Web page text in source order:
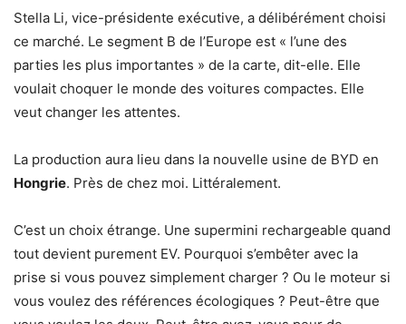
Stella Li, vice-présidente exécutive, a délibérément choisi
ce marché. Le segment B de l’Europe est « l’une des
parties les plus importantes » de la carte, dit-elle. Elle
voulait choquer le monde des voitures compactes. Elle
veut changer les attentes.
La production aura lieu dans la nouvelle usine de BYD en
Hongrie. Près de chez moi. Littéralement.
C’est un choix étrange. Une supermini rechargeable quand
tout devient purement EV. Pourquoi s’embêter avec la
prise si vous pouvez simplement charger ? Ou le moteur si
vous voulez des références écologiques ? Peut-être que